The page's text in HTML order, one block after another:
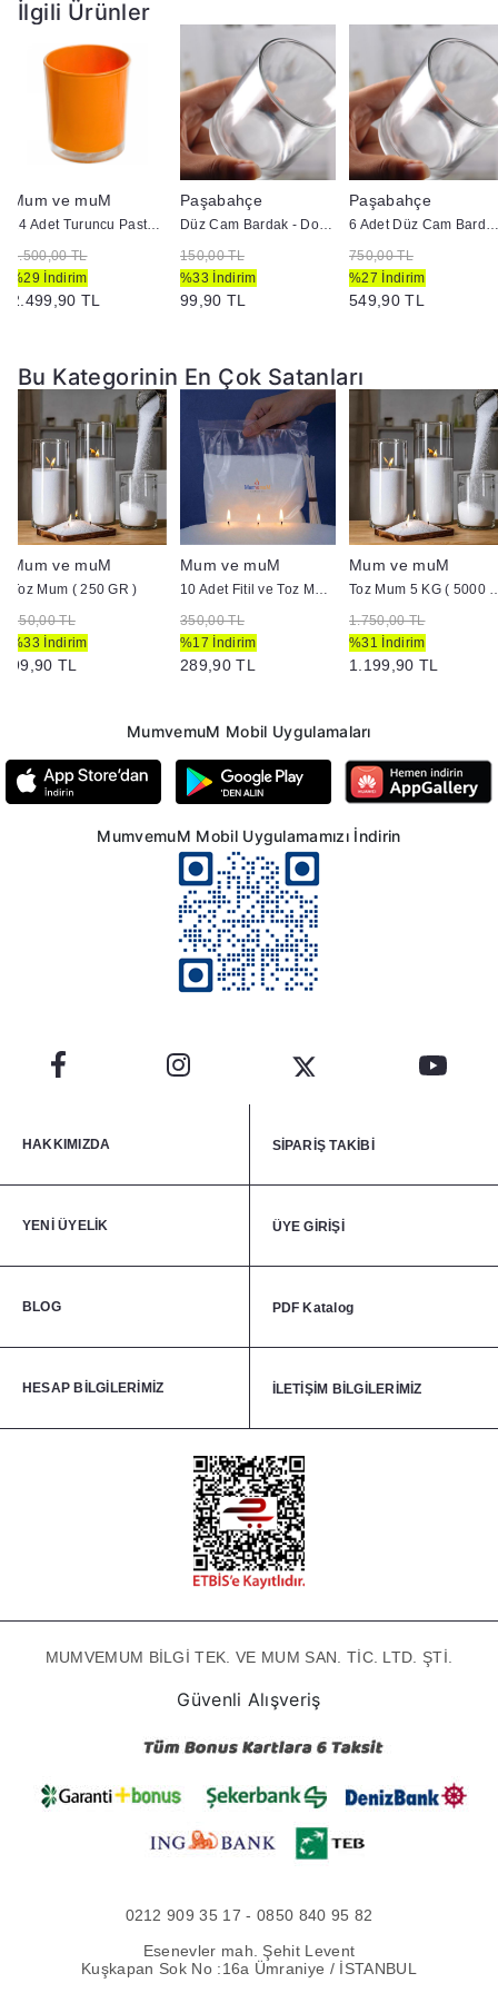
İlgili Ürünler
Mum ve muM
24 Adet Turuncu Pastel Renk Cam Mumluk - İç Boyama - Doluma Uygun 403
3.500,00 TL
%29 İndirim
2.499,90 TL
Paşabahçe
Düz Cam Bardak - Doluma Uygun
150,00 TL
%33 İndirim
99,90 TL
Paşabahçe
6 Adet Düz Cam Bardak -
750,00 TL
%27 İndirim
549,90 TL
Bu Kategorinin En Çok Satanları
Mum ve muM
Toz Mum ( 250 GR )
150,00 TL
%33 İndirim
99,90 TL
Mum ve muM
10 Adet Fitil ve Toz Mum (1000 GR )
350,00 TL
%17 İndirim
289,90 TL
Mum ve muM
Toz Mum 5
1.750,00 TL
%31 İndirim
1.199,90 TL
MumvemuM Mobil Uygulamaları
MumvemuM Mobil Uygulamamızı İndirin
HAKKIMIZDA SİPARİŞ TAKİBİ
YENİ ÜYELİK ÜYE GİRİŞİ
BLOG PDF Katalog
HESAP BİLGİLERİMİZ İLETİŞİM BİLGİLERİMİZ
MUMVEMUM BİLGİ TEK. VE MUM SAN. TİC. LTD. ŞTİ.
Güvenli Alışveriş
0212 909 35 17 - 0850 840 95 82
Esenevler mah. Şehit Levent
Kuşkapan Sok No :16a Ümraniye / İSTANBUL